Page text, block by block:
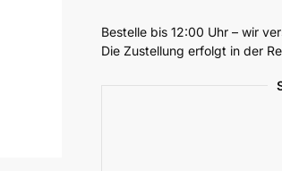
Bestelle bis 12:00 Uhr – wir
Die Zustellung erfolgt in der